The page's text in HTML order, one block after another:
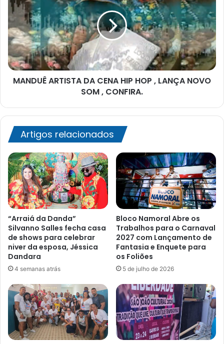
DA
CENA
HIP
HOP
LANÇA
NOVO
SOM
MANDUÊ ARTISTA DA CENA HIP HOP , LANÇA NOVO
SOM , CONFIRA.
Artigos relacionados
“Arraiá da Danda”
Silvanno Salles fecha casa
de shows para celebrar
niver da esposa, Jéssica
Dandara
4 semanas atrás
Bloco Namoral Abre os
Trabalhos para o Carnaval
2027 com Lançamento de
Fantasia e Enquete para
os Foliões
5 de julho de 2026